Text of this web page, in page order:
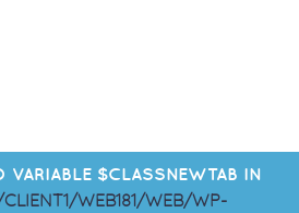
VARIABLE $CLASSNEWTAB IN
WEB181/WEB/WP-